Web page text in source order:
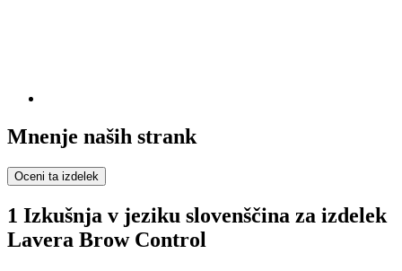
Mnenje naših strank
Oceni ta izdelek
1 Izkušnja v jeziku slovenščina za izdelek
Lavera Brow Control